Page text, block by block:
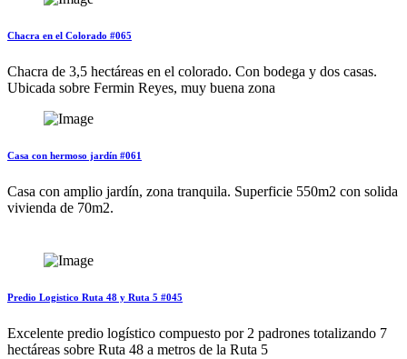
Chacra en el Colorado #065
Chacra de 3,5 hectáreas en el colorado. Con bodega y dos casas.
Ubicada sobre Fermin Reyes, muy buena zona
Casa con hermoso jardín #061
Casa con amplio jardín, zona tranquila. Superficie 550m2 con solida
vivienda de 70m2.
Predio Logistico Ruta 48 y Ruta 5 #045
Excelente predio logístico compuesto por 2 padrones totalizando 7
hectáreas sobre Ruta 48 a metros de la Ruta 5